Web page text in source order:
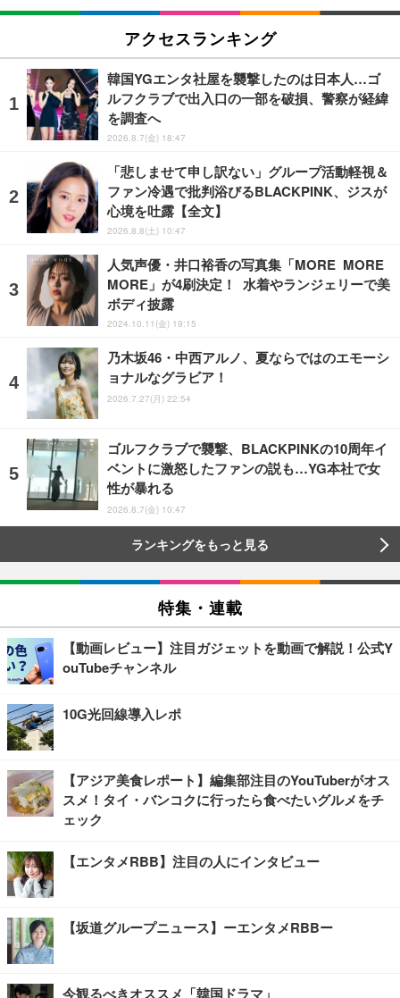
アクセスランキング
韓国YGエンタ社屋を襲撃したのは日本人…ゴ
ルフクラブで出入口の一部を破損、警察が経緯
を調査へ
2026.8.7(金) 18:47
「悲しませて申し訳ない」グループ活動軽視＆
ファン冷遇で批判浴びるBLACKPINK、ジスが
心境を吐露【全文】
2026.8.8(土) 10:47
人気声優・井口裕香の写真集「MORE MORE
MORE」が4刷決定！ 水着やランジェリーで美
ボディ披露
2024.10.11(金) 19:15
乃木坂46・中西アルノ、夏ならではのエモーシ
ョナルなグラビア！
2026.7.27(月) 22:54
ゴルフクラブで襲撃、BLACKPINKの10周年イ
ベントに激怒したファンの説も…YG本社で女
性が暴れる
2026.8.7(金) 10:47
ランキングをもっと見る
特集・連載
【動画レビュー】注目ガジェットを動画で解説！公式Y
ouTubeチャンネル
10G光回線導入レポ
【アジア美食レポート】編集部注目のYouTuberがオス
スメ！タイ・バンコクに行ったら食べたいグルメをチ
ェック
【エンタメRBB】注目の人にインタビュー
【坂道グループニュース】ーエンタメRBBー
今観るべきオススメ「韓国ドラマ」